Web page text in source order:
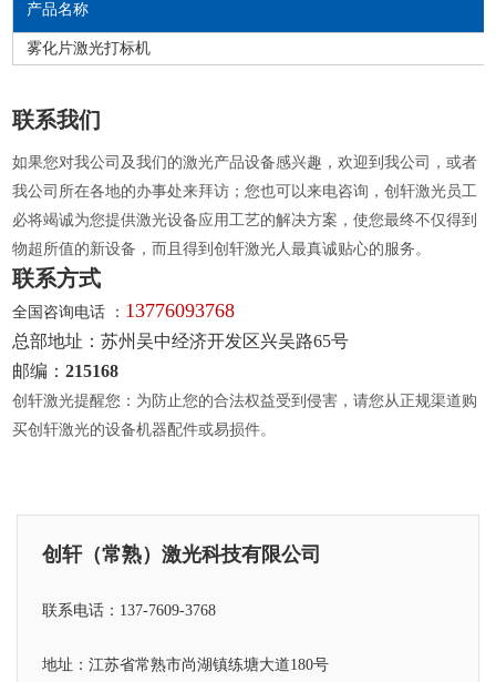
产品名称
雾化片激光打标机
联系我们
如果您对我公司及我们的激光产品设备感兴趣，欢迎到我公司，或者
我公司所在各地的办事处来拜访；您也可以来电咨询，创轩激光员工
必将竭诚为您提供激光设备应用工艺的解决方案，使您最终不仅得到
物超所值的新设备，而且得到创轩激光人最真诚贴心的服务。
联系方式
全国咨询电话 ： 13776093768
总部地址：苏州吴中经济开发区兴吴路65号
邮编：215168
创轩激光提醒您：为防止您的合法权益受到侵害，请您从正规渠道购
买创轩激光的设备机器配件或易损件。
创轩（常熟）激光科技有限公司
联系电话：137-7609-3768
地址：江苏省常熟市尚湖镇练塘大道180号